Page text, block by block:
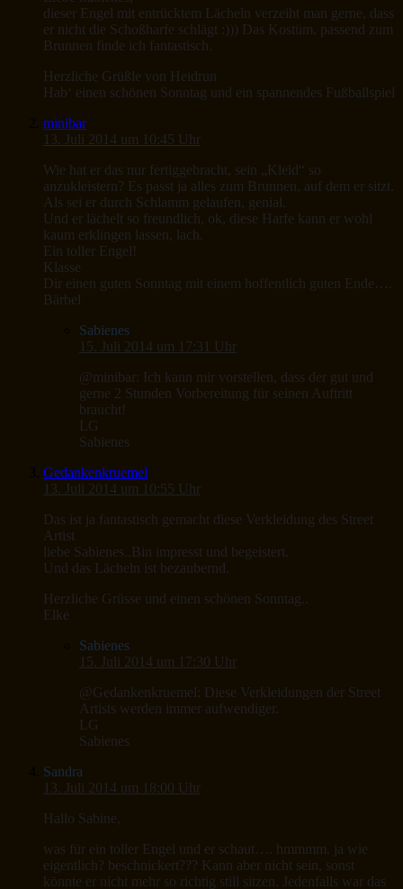
dieser Engel mit entrücktem Lächeln verzeiht man gerne, dass
er nicht die Schoßharfe schlägt :))) Das Kostüm, passend zum
Brunnen finde ich fantastisch.
Herzliche Grüßle von Heidrun
Hab‘ einen schönen Sonntag und ein spannendes Fußballspiel
minibar
13. Juli 2014 um 10:45 Uhr
Wie hat er das nur fertiggebracht, sein „Kleid“ so
anzukleistern? Es passt ja alles zum Brunnen, auf dem er sitzt.
Als sei er durch Schlamm gelaufen, genial.
Und er lächelt so freundlich, ok, diese Harfe kann er wohl
kaum erklingen lassen, lach.
Ein toller Engel!
Klasse
Dir einen guten Sonntag mit einem hoffentlich guten Ende….
Bärbel
Sabienes
15. Juli 2014 um 17:31 Uhr
@minibar: Ich kann mir vorstellen, dass der gut und
gerne 2 Stunden Vorbereitung für seinen Auftritt
braucht!
LG
Sabienes
Gedankenkruemel
13. Juli 2014 um 10:55 Uhr
Das ist ja fantastisch gemacht diese Verkleidung des Street
Artist
liebe Sabienes..Bin impresst und begeistert.
Und das Lächeln ist bezaubernd.
Herzliche Grüsse und einen schönen Sonntag..
Elke
Sabienes
15. Juli 2014 um 17:30 Uhr
@Gedankenkruemel: Diese Verkleidungen der Street
Artists werden immer aufwendiger.
LG
Sabienes
Sandra
13. Juli 2014 um 18:00 Uhr
Hallo Sabine,
was für ein toller Engel und er schaut…. hmmmm. ja wie
eigentlich? beschnickert??? Kann aber nicht sein, sonst
könnte er nicht mehr so richtig still sitzen. Jedenfalls war das